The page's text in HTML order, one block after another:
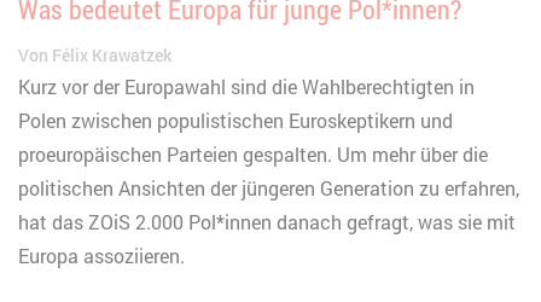
Was bedeutet Europa für junge Pol*innen?
Von Félix Krawatzek
Kurz vor der Europawahl sind die Wahlberechtigten in
Polen zwischen populistischen Euroskeptikern und
proeuropäischen Parteien gespalten. Um mehr über die
politischen Ansichten der jüngeren Generation zu erfahren,
hat das ZOiS 2.000 Pol*innen danach gefragt, was sie mit
Europa assoziieren.